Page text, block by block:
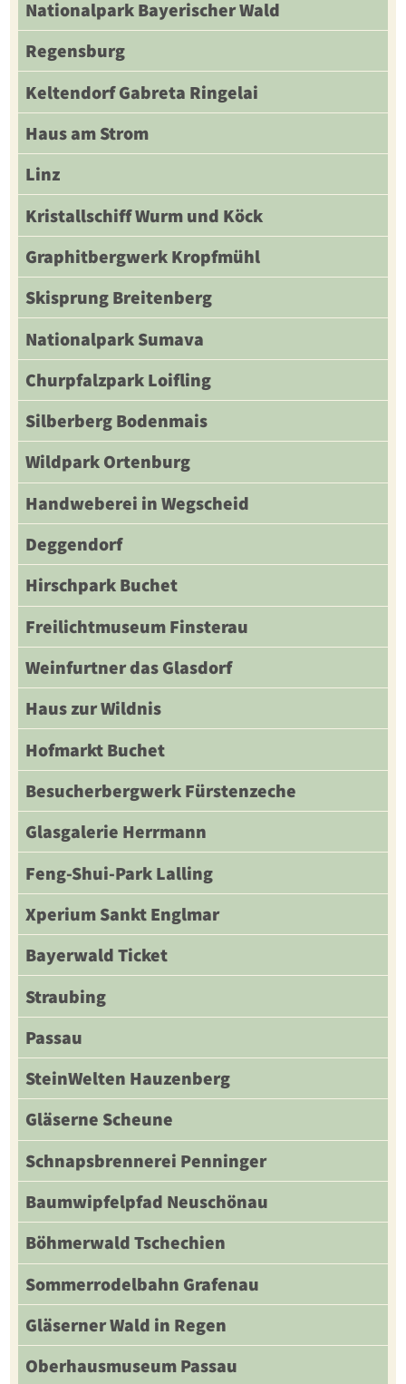
Nationalpark Bayerischer Wald
Regensburg
Keltendorf Gabreta Ringelai
Haus am Strom
Linz
Kristallschiff Wurm und Köck
Graphitbergwerk Kropfmühl
Skisprung Breitenberg
Nationalpark Sumava
Churpfalzpark Loifling
Silberberg Bodenmais
Wildpark Ortenburg
Handweberei in Wegscheid
Deggendorf
Hirschpark Buchet
Freilichtmuseum Finsterau
Weinfurtner das Glasdorf
Haus zur Wildnis
Hofmarkt Buchet
Besucherbergwerk Fürstenzeche
Glasgalerie Herrmann
Feng-Shui-Park Lalling
Xperium Sankt Englmar
Bayerwald Ticket
Straubing
Passau
SteinWelten Hauzenberg
Gläserne Scheune
Schnapsbrennerei Penninger
Baumwipfelpfad Neuschönau
Böhmerwald Tschechien
Sommerrodelbahn Grafenau
Gläserner Wald in Regen
Oberhausmuseum Passau